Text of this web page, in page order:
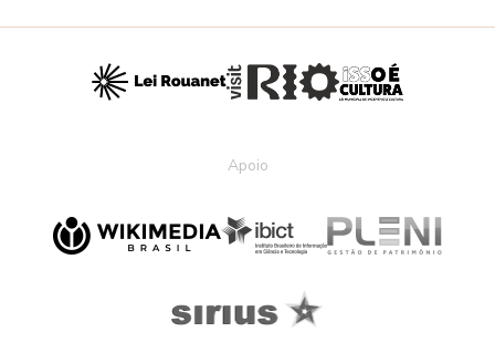
Apoio